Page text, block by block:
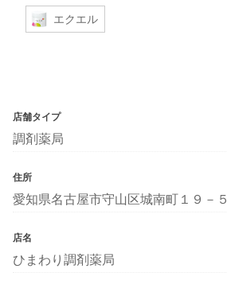
エクエル
店舗タイプ
調剤薬局
住所
愛知県名古屋市守山区城南町１９－５
店名
ひまわり調剤薬局